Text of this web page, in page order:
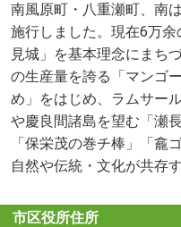
南風原町・八重瀬町、南
施行しました。現在6万
見城」を基本理念にまち
の生産量を誇る「マンゴ
め」をはじめ、ラムサー
や慶良間諸島を望む「瀬
「保栄茂の巻チ棒」「龕
自然や伝統・文化が共存
市区役所住所